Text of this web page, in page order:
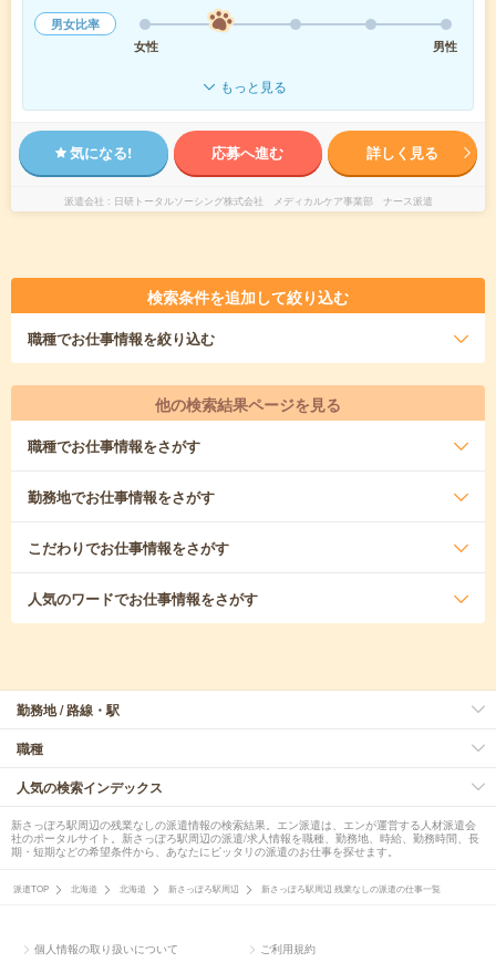
男女比率
女性
男性
もっと見る
気になる! 応募へ進む 詳しく見る
派遣会社 日研トータルソーシング株式会社 メディカルケア事業部 ナース派遣
検索条件を追加して絞り込む
職種でお仕事情報を絞り込む
他の検索結果ページを見る
職種でお仕事情報をさがす
勤務地でお仕事情報をさがす
こだわりでお仕事情報をさがす
人気のワードでお仕事情報をさがす
勤務地 / 路線・駅
職種
人気の検索インデックス
新さっぽろ駅周辺の残業なしの派遣情報の検索結果。エン派遣は、エンが運営する人材派遣会
社のポータルサイト。新さっぽろ駅周辺の派遣/求人情報を職種、勤務地、時給、勤務時間、長
期・短期などの希望条件から、あなたにピッタリの派遣のお仕事を探せます。
派遣TOP 北海道 北海道 新さっぽろ駅周辺 新さっぽろ駅周辺 残業なしの派遣の仕事一覧
個人情報の取り扱いについて ご利用規約